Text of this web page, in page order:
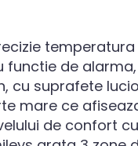
functie de
cu suprafete
mare ce
de confort